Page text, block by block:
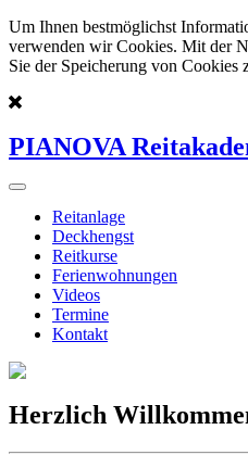
Um Ihnen bestmöglichst
verwenden wir Cookies. Mit der
Sie der Speicherung von Cookies
PIANOVA
Reitanlage
Deckhengst
Reitkurse
Ferienwohnungen
Videos
Termine
Kontakt
Herzlich